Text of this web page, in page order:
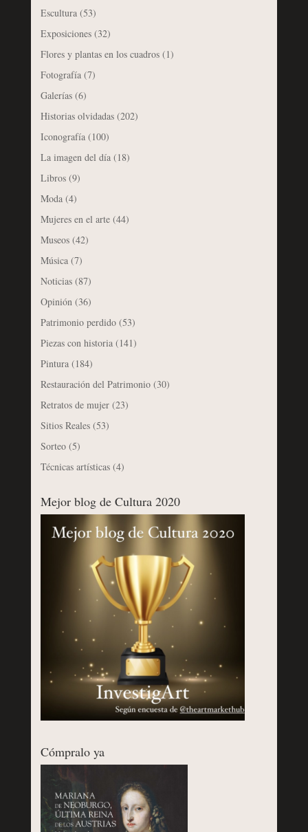
Escultura(53)
Exposiciones(32)
Flores y plantas en los cuadros(1)
Fotografía(7)
Galerías(6)
Historias olvidadas(202)
Iconografía(100)
La imagen del día(18)
Libros(9)
Moda(4)
Mujeres en el arte(44)
Museos(42)
Música(7)
Noticias(87)
Opinión(36)
Patrimonio perdido(53)
Piezas con historia(141)
Pintura(184)
Restauración del Patrimonio(30)
Retratos de mujer(23)
Sitios Reales(53)
Sorteo(5)
Técnicas artísticas(4)
Mejor blog de Cultura 2020
Cómpralo ya